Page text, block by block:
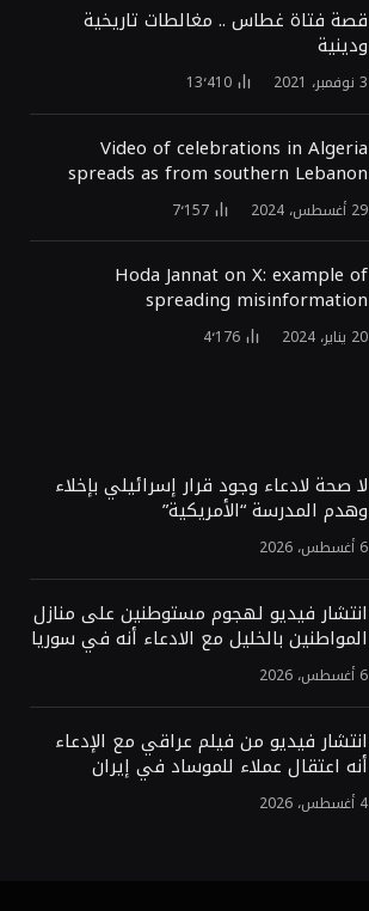
قصة فتاة غطاس .. مغالطات تاريخية
ودينية
3 نوفمبر، 2021 13٬410
Video of celebrations in Algeria
spreads as from southern Lebanon
29 أغسطس، 2024 7٬157
Hoda Jannat on X: example of
spreading misinformation
20 يناير، 2024 4٬176
لا صحة لادعاء وجود قرار إسرائيلي بإخلاء
وهدم المدرسة “الأمريكية”
6 أغسطس، 2026
انتشار فيديو لهجوم مستوطنين على منازل
المواطنين بالخليل مع الادعاء أنه في سوريا
6 أغسطس، 2026
انتشار فيديو من فيلم عراقي مع الإدعاء
أنه اعتقال عملاء للموساد في إيران
4 أغسطس، 2026